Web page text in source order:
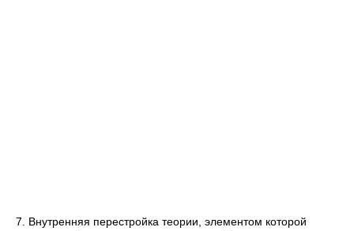
7. Внутренняя перестройка теории, элементом которой